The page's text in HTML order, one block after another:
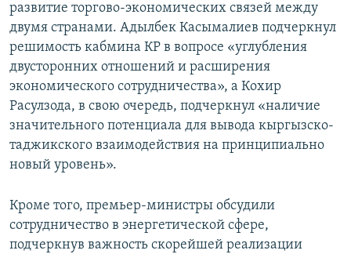
развитие торгово-экономических связей между
двумя странами. Адылбек Касымалиев подчеркнул
решимость кабмина КР в вопросе «углубления
двусторонних отношений и расширения
экономического сотрудничества», а Кохир
Расулзода, в свою очередь, подчеркнул «наличие
значительного потенциала для вывода кыргызско-
таджикского взаимодействия на принципиально
новый уровень».
Кроме того, премьер-министры обсудили
сотрудничество в энергетической сфере,
подчеркнув важность скорейшей реализации